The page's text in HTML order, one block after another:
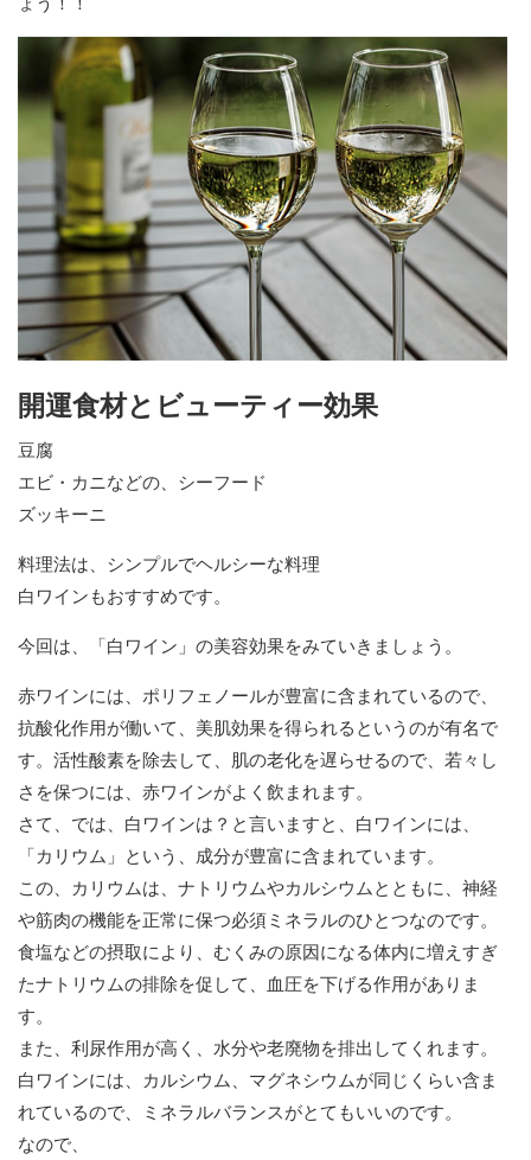
開運食材とビューティー効果
豆腐
エビ・カニなどの、シーフード
ズッキーニ
料理法は、シンプルでヘルシーな料理
白ワインもおすすめです。
今回は、「白ワイン」の美容効果をみていきましょう。
赤ワインには、ポリフェノールが豊富に含まれているので、
抗酸化作用が働いて、美肌効果を得られるというのが有名で
す。活性酸素を除去して、肌の老化を遅らせるので、若々し
さを保つには、赤ワインがよく飲まれます。
さて、では、白ワインは？と言いますと、白ワインには、
「カリウム」という、成分が豊富に含まれています。
この、カリウムは、ナトリウムやカルシウムとともに、神経
や筋肉の機能を正常に保つ必須ミネラルのひとつなのです。
食塩などの摂取により、むくみの原因になる体内に増えすぎ
たナトリウムの排除を促して、血圧を下げる作用がありま
す。
また、利尿作用が高く、水分や老廃物を排出してくれます。
白ワインには、カルシウム、マグネシウムが同じくらい含ま
れているので、ミネラルバランスがとてもいいのです。
なので、